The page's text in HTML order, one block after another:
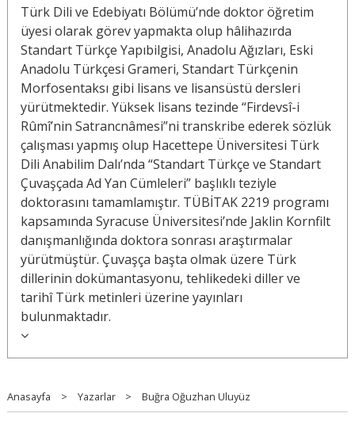
Türk Dili ve Edebiyatı Bölümü’nde doktor öğretim
üyesi olarak görev yapmakta olup hâlihazırda
Standart Türkçe Yapıbilgisi, Anadolu Ağızları, Eski
Anadolu Türkçesi Grameri, Standart Türkçenin
Morfosentaksı gibi lisans ve lisansüstü dersleri
yürütmektedir. Yüksek lisans tezinde “Firdevsî-i
Rûmî’nin Satrancnâmesi”ni transkribe ederek sözlük
çalışması yapmış olup Hacettepe Üniversitesi Türk
Dili Anabilim Dalı’nda “Standart Türkçe ve Standart
Çuvaşçada Ad Yan Cümleleri” başlıklı teziyle
doktorasını tamamlamıştır. TÜBİTAK 2219 programı
kapsamında Syracuse Üniversitesi’nde Jaklin Kornfilt
danışmanlığında doktora sonrası araştırmalar
yürütmüştür. Çuvaşça başta olmak üzere Türk
dillerinin dokümantasyonu, tehlikedeki diller ve
tarihî Türk metinleri üzerine yayınları
bulunmaktadır.
Anasayfa > Yazarlar > Buğra Oğuzhan Uluyüz